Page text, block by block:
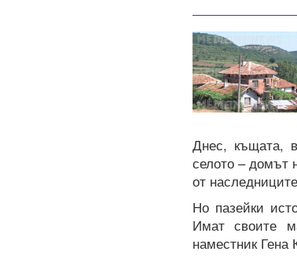
Днес, къщата,
селото – домът
от
Но пазейки
Имат своите
наместник Гена